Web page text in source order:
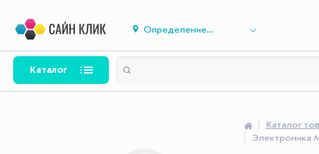
Определение...
Каталог
Каталог
Электроника